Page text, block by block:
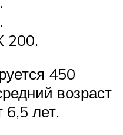
200.
450
возраст
6,5 лет.